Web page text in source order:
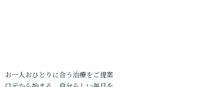
お一人おひとりに合う治療をご提案